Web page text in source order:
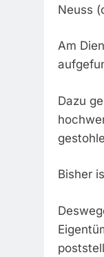
Neuss
Am
Dazu
Bisher